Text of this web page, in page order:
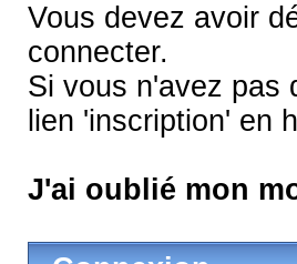
Vous devez avoir
connecter.
Si vous n'avez pas
lien 'inscription' en
J'ai oublié mon